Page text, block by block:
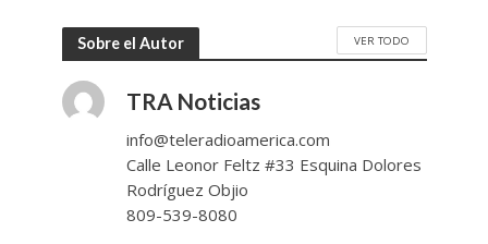
Sobre el Autor VER TODO
TRA Noticias
info@teleradioamerica.com
Calle Leonor Feltz #33 Esquina Dolores
Rodríguez Objio
809-539-8080